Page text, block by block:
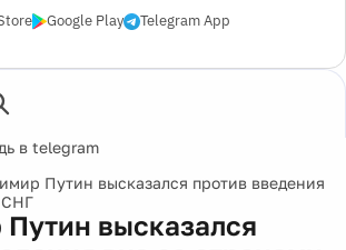
Google Play Telegram App
Путин высказался против введения
СНГ
высказался